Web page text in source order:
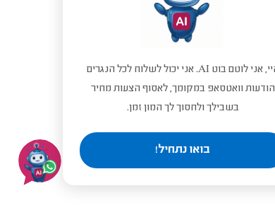
היי, אני לוטם בוט AI. אני יכול לשלוח לכל הנגרים
הודעות וואטסאפ במקומך, לאסוף הצעות מחיר
בשבילך ולחסוך לך המון זמן.
בואו נתחיל!